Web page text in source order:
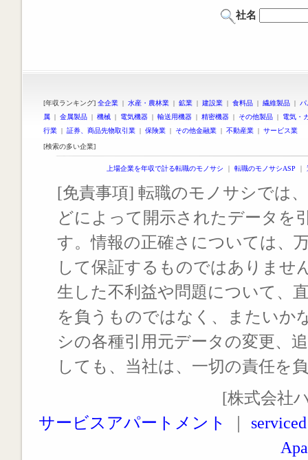
社名
[年収ランキング] 全企業 | 水産・農林業 | 鉱業 | 建設業 | 食料品 | 繊維製品 |
属 | 金属製品 | 機械 | 電気機器 | 輸送用機器 | 精密機器 | その他製品 | 電気・
行業 | 証券、商品先物取引業 | 保険業 | その他金融業 | 不動産業 | サービス業
[検索の多い企業]
上場企業を年収で計る転職のモノサシ ｜ 転職のモノサシASP ｜
[免責事項] 転職のモノサシでは
どによって開示されたデータを
す。情報の正確さについては、
して保証するものではありませ
生した不利益や問題について、
を負うものではなく、またいか
シの各種引用元データの変更、
しても、当社は、一切の責任を
[株式会社
サービスアパートメント